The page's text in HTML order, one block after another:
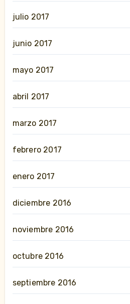
julio 2017
junio 2017
mayo 2017
abril 2017
marzo 2017
febrero 2017
enero 2017
diciembre 2016
noviembre 2016
octubre 2016
septiembre 2016